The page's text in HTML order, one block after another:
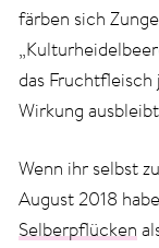
färben sich
das Fruchtfleisch
Wirkung
Wenn ihr selbst
August 2018
Selberpflücken